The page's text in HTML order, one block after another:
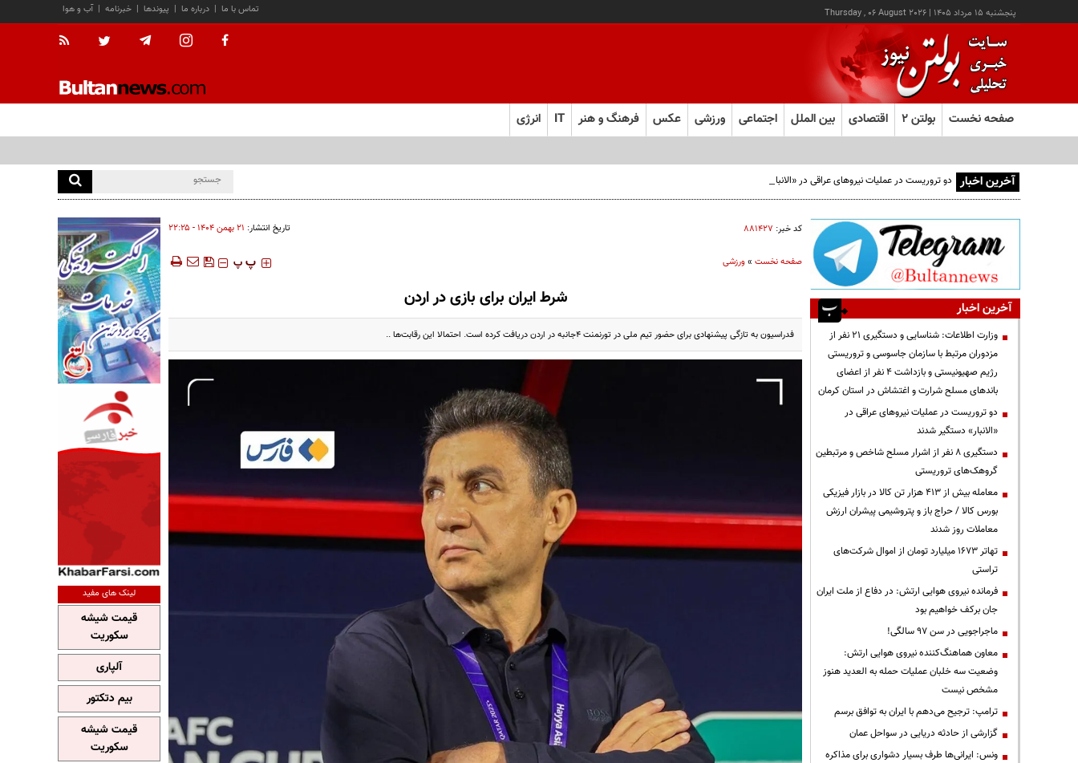
پنجشنبه ۱۵ مرداد ۱۴۰۵ |
Thursday , 06 August 2026 آب و هوا | خبرنامه | پیوندها | درباره ما | تماس با ما
صفحه نخست بولتن ۲ اقتصادی بین الملل اجتماعی ورزشی عکس فرهنگ و هنر IT انرژی
آخرین اخبار دو تروریست در عملیات نیروهای عراقی در «الانبار» دستگیر شدند
کد خبر: ۸۸۱۴۲۷ تاریخ انتشار: ۲۱ بهمن ۱۴۰۴ - ۲۲:۲۵
صفحه نخست»ورزشی ‍‍‍ پ پ
شرط ایران برای بازی در اردن
فدراسیون به تازگی پیشنهادی برای حضور تیم ملی در تورنمنت ۴جانبه در اردن دریافت کرده است. احتمالا این رقابت‌ها ..
آخرین اخبار
وزارت اطلاعات: شناسایی و دستگیری ۲۱ نفر از
مزدوران مرتبط با سازمان جاسوسی و تروریستی
رژیم صهیونیستی و بازداشت ۴ نفر از اعضای
باندهای مسلح شرارت و اغتشاش در استان کرمان
دو تروریست در عملیات نیروهای عراقی در
«الانبار» دستگیر شدند
دستگیری ۸ نفر از اشرار مسلح شاخص و مرتبطین
گروهک‌های تروریستی
معامله بیش از ۴۱۳ هزار تن کالا در بازار فیزیکی
بورس کالا / حراج باز و پتروشیمی پیشران ارزش
معاملات روز شدند
تهاتر ۱۶۷۳ میلیارد تومان از اموال شرکت‌های
تراستی
فرمانده نیروی هوایی ارتش: در دفاع از ملت ایران
جان برکف خواهیم بود
ماجراجویی در سن ۹۷ سالگی!
معاون هماهنگ‌کننده نیروی هوایی ارتش:
وضعیت سه خلبان عملیات حمله به العدید هنوز
مشخص نیست
ترامپ: ترجیح می‌دهم با ایران به توافق برسم
گزارشی از حادثه دریایی در سواحل عمان
ونس: ایرانی‌ها طرف بسیار دشواری برای مذاکره
لینک های مفید
قیمت شیشه
سکوریت
آلپاری
بیم دتکتور
قیمت شیشه
سکوریت